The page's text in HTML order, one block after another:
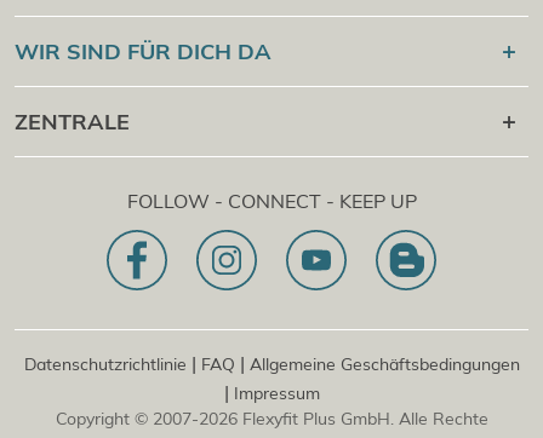
Online Campus
Cert Check
Flexyfit
Sport Academy
Flexyfit Massage Academy
Flexyfit®Beauty Academy
WIR SIND FÜR DICH DA
+43 1 997 27 38
[email protected]
Beratungs- & Onlineanfrage
Unser Leitbild
ZENTRALE
1030 | Österreich
Dietrichgasse 27 E.EG2
Zweigstelle | DE
Konrad-Zuse-Platz 8
FOLLOW - CONNECT - KEEP UP
Datenschutzrichtlinie | FAQ | Allgemeine Geschäftsbedingungen
| Impressum
Copyright © 2007-2026 Flexyfit Plus GmbH. Alle Rechte